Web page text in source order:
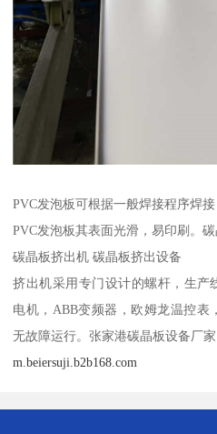
PVC发泡板可根据一般焊接程序焊
PVC发泡板其表面光滑，易印刷。
碳晶板挤出机 碳晶板挤出设备
挤出机采用专门设计的螺杆，生产
电机，ABB变频器，欧姆龙温控表
无故障运行。张家港碳晶板设备厂
m.beiersuji.b2b168.com